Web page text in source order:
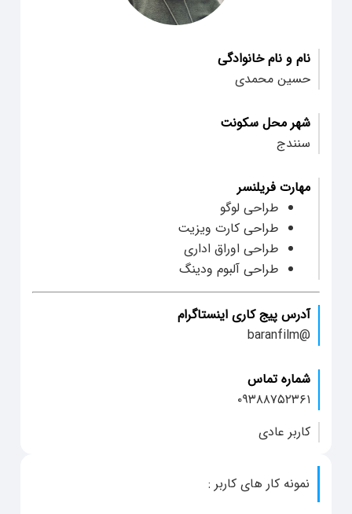
نام و نام خانوادگی
حسین محمدی
شهر محل سکونت
سنندج
مهارت فریلنسر
طراحی لوگو
طراحی کارت ویزیت
طراحی اوراق اداری
طراحی آلبوم ودینگ
آدرس پیج کاری اینستاگرام
@baranfilm
شماره تماس
۰۹۳۸۸۷۵۲۳۶۱
کاربر عادی
نمونه کار های کاربر :